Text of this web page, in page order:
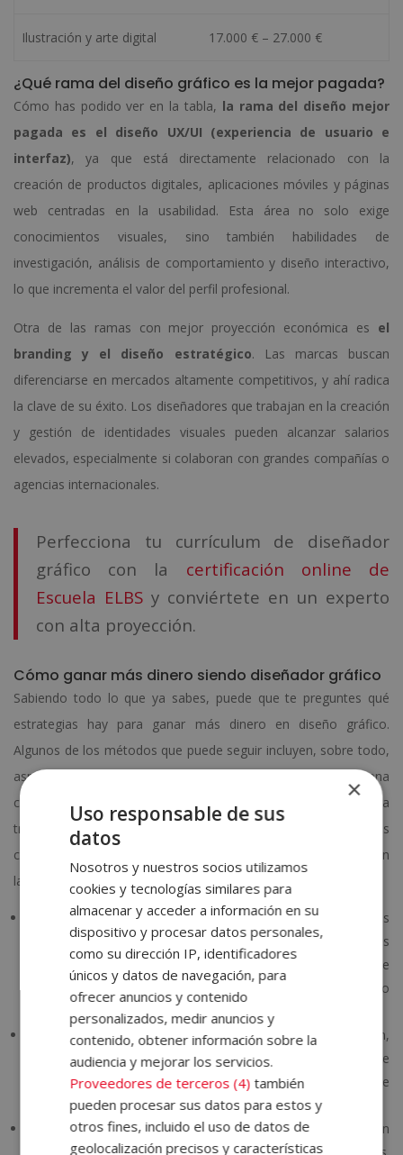
Ilustración y arte digital 17.000 € – 27.000 €
¿Qué rama del diseño gráfico es la mejor pagada?
Cómo has podido ver en la tabla, la rama del diseño mejor
pagada es el diseño UX/UI (experiencia de usuario e
interfaz), ya que está directamente relacionado con la
creación de productos digitales, aplicaciones móviles y páginas
web centradas en la usabilidad. Esta área no solo exige
conocimientos visuales, sino también habilidades de
investigación, análisis de comportamiento y diseño interactivo,
lo que incrementa el valor del perfil profesional.
Otra de las ramas con mejor proyección económica es el
branding y el diseño estratégico. Las marcas buscan
diferenciarse en mercados altamente competitivos, y ahí radica
la clave de su éxito. Los diseñadores que trabajan en la creación
y gestión de identidades visuales pueden alcanzar salarios
elevados, especialmente si colaboran con grandes compañías o
agencias internacionales.
Perfecciona tu currículum de diseñador
gráfico con la certificación online de
Escuela ELBS y conviértete en un experto
con alta proyección.
Cómo ganar más dinero siendo diseñador gráfico
Sabiendo todo lo que ya sabes, puede que te preguntes qué
estrategias hay para ganar más dinero en diseño gráfico.
Algunos de los métodos que puede seguir incluyen, sobre todo,
aspectos relacionados con la importancia de llevar una buena
comunicación en las redes sociales. Y esto no es baladí; es a
través de Internet como, seguramente, te conocerán tus
clientes y/o empleadores. Pero vamos paso a paso: estas son
las
formas de ganar más siendo diseñador gráfico
Trabaja bien y sé amable. Puede parecerte ridículo, pero es
fundamental. Si haces bien tu trabajo y eres amable, será más
probable que tus clientes quieran volver a contratarte, que te
recomienden a otros o que te remuneren mejor. ¡No lo
Cuida tu presencia en redes sociales. Instagram,
Facebook, TikTok, LinkedIn… son tus escaparates de
referencia. La gente querrá ver cómo trabajas y qué es lo que
puedes hacer por ellos; no descuides nunca tus perfiles.
No te limites. Aprende a diseñar diversos productos, en
×
Uso responsable de sus
datos
Nosotros y nuestros socios utilizamos
cookies y tecnologías similares para
almacenar y acceder a información en su
dispositivo y procesar datos personales,
como su dirección IP, identificadores
únicos y datos de navegación, para
ofrecer anuncios y contenido
personalizados, medir anuncios y
contenido, obtener información sobre la
audiencia y mejorar los servicios.
Proveedores de terceros (4) también
pueden procesar sus datos para estos y
otros fines, incluido el uso de datos de
geolocalización precisos y características